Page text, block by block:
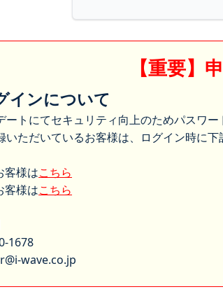
【重要】
インについて
ートにてセキュリティ向上のためパスワー
いただいているお客様は、ログイン時に下
客様はこちら
客様はこちら
1678
wave.co.jp